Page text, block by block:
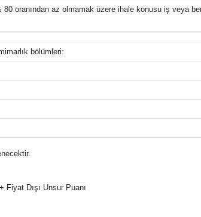
oranından az olmamak üzere ihale konusu iş veya
bölümleri:
Dışı Unsur Puanı